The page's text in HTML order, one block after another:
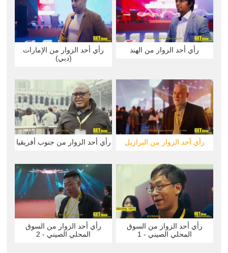
رأي أحد الزوار من الهند
رأي أحد الزوار من الإمارات
(دبي)
رأي أحد الزوار من البرازيل رأي أحد الزوار من جنوب أفريقيا
رأي أحد الزوار من السوق
المحلي الصيني - 1
رأي أحد الزوار من السوق
المحلي الصيني - 2